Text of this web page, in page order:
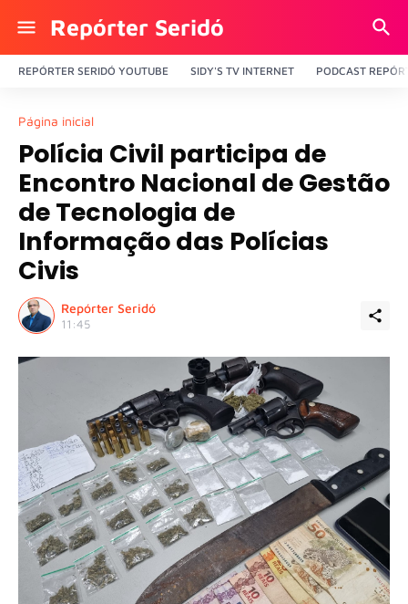
Repórter Seridó
REPÓRTER SERIDÓ YOUTUBE SIDY'S TV INTERNET PODCAST
Página inicial
Polícia Civil participa de
Encontro Nacional de Gestão
de Tecnologia de
Informação das Polícias
Civis
Repórter Seridó
11:45